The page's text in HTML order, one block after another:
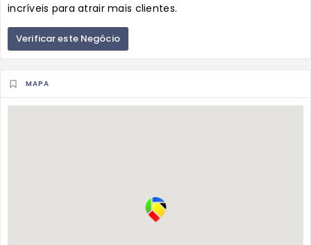
incríveis para atrair mais clientes.
Verificar este Negócio
MAPA